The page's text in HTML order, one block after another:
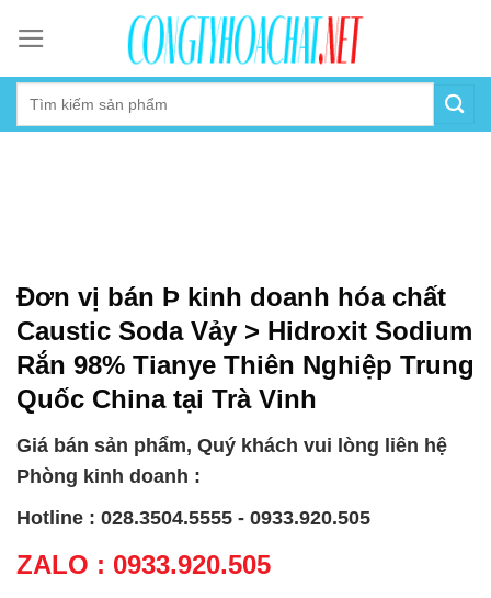
content
Đơn vị bán Þ kinh doanh hóa chất
Caustic Soda Vảy > Hidroxit Sodium
Rắn 98% Tianye Thiên Nghiệp Trung
Quốc China tại Trà Vinh
Giá bán sản phẩm, Quý khách vui lòng liên hệ
Phòng kinh doanh :
Hotline : 028.3504.5555 - 0933.920.505
ZALO : 0933.920.505